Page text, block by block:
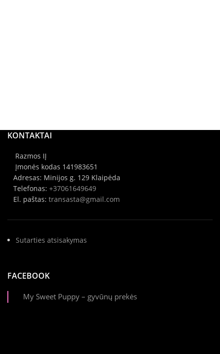
KONTAKTAI
Razmos IĮ
Įmonės kodas 141983651
Adresas: Minijos g. 129 Klaipėda
Telefonas: +37061649649
El. paštas: transasta@gmail.com
Sutarties atsisakymas
FACEBOOK
My Sweet Puppy – gyvūnų prekės